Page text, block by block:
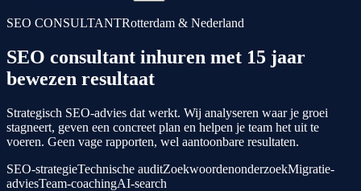
SEO CONSULTANTRotterdam & Nederland
SEO consultant inhuren met 15 jaar
bewezen resultaat
Strategisch SEO-advies dat werkt. Wij analyseren waar je groei
stagneert, geven een concreet plan en helpen je team het uit te
voeren. Geen vage rapporten, wel aantoonbare resultaten.
SEO-strategieTechnische auditZoekwoordenonderzoekMigratie-
adviesTeam-coachingAI-search